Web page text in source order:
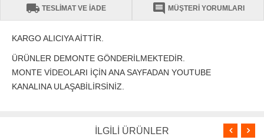
local_shipping TESLİMAT VE İADE comment MÜŞTERİ YORUMLARI
KARGO ALICIYA AİTTİR.
ÜRÜNLER DEMONTE GÖNDERİLMEKTEDİR.
MONTE VİDEOLARI İÇİN ANA SAYFADAN YOUTUBE
KANALINA ULAŞABİLİRSİNİZ.
İLGİLİ ÜRÜNLER